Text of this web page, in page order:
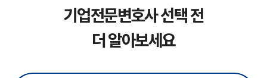
기업전문변호사 선택 전
더 알아보세요